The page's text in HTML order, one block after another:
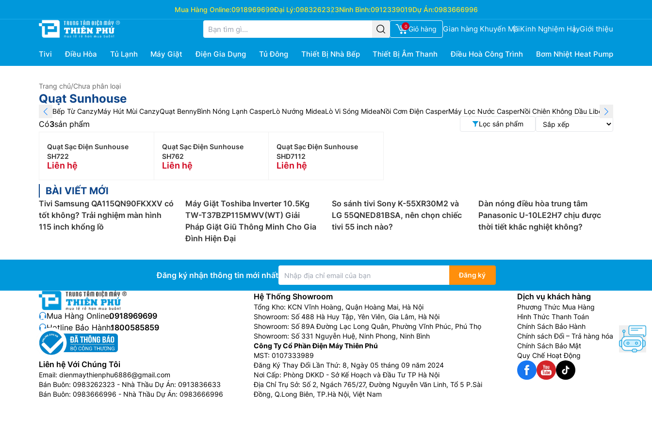
Mua Hàng Online:0918969699Đại Lý:0983262323Ninh Bình:0912339019Dự Án:0983666996
0 Giỏ hàng Gian hàng Khuyến MãiKinh Nghiệm HayGiới thiệu
Tivi Điều Hòa Tủ Lạnh Máy Giặt Điện Gia Dụng Tủ Đông Thiết Bị Nhà Bếp Thiết Bị Âm Thanh Điều Hoà Công Trình Bơm Nhiệt Heat Pump
Trang chủ/Chưa phân loại
Quạt Sunhouse
Bếp Từ CanzyMáy Hút Mùi CanzyQuạt BennyBình Nóng Lạnh CasperLò Nướng MideaLò Vi Sóng MideaNồi Cơm Điện CasperMáy Lọc Nước CasperNồi Chiên Không Dầu Liberte
Có3sản phẩm Lọc sản phẩm
Quạt Sạc Điện Sunhouse
SH722
Liên hệ
Quạt Sạc Điện Sunhouse
SH762
Liên hệ
Quạt Sạc Điện Sunhouse
SHD7112
Liên hệ
BÀI VIẾT MỚI
Tivi Samsung QA115QN90FKXXV có
tốt không? Trải nghiệm màn hình
115 inch khổng lồ
Máy Giặt Toshiba Inverter 10.5Kg
TW-T37BZP115MWV(WT) Giải
Pháp Giặt Giũ Thông Minh Cho Gia
Đình Hiện Đại
So sánh tivi Sony K-55XR30M2 và
LG 55QNED81BSA, nên chọn chiếc
tivi 55 inch nào?
Dàn nóng điều hòa trung tâm
Panasonic U-10LE2H7 chịu được
thời tiết khắc nghiệt không?
Đăng ký nhận thông tin mới nhất Đăng ký
Mua Hàng Online:0918969699
Hotline Bảo Hành:1800585859
Liên hệ Với Chúng Tôi
Email: dienmaythienphu6886@gmail.com
Bán Buôn: 0983262323 - Nhà Thầu Dự Án: 0913836633
Bán Buôn: 0983666996 - Nhà Thầu Dự Án: 0983666996
Hệ Thống Showroom
Tổng Kho: KCN Vĩnh Hoàng, Quận Hoàng Mai, Hà Nội
Showroom: Số 488 Hà Huy Tập, Yên Viên, Gia Lâm, Hà Nội
Showroom: Số 89A Đường Lạc Long Quân, Phường Vĩnh Phúc, Phú Thọ
Showroom: Số 331 Nguyễn Huệ, Ninh Phong, Ninh Bình
Công Ty Cổ Phần Điện Máy Thiên Phú
MST: 0107333989
Đăng Ký Thay Đổi Lần Thứ: 8, Ngày 05 tháng 09 năm 2024
Nơi Cấp: Phòng DKKD - Sở Kế Hoạch và Đầu Tư TP Hà Nội
Địa Chỉ Trụ Sở: Số 2, Ngách 765/27, Đường Nguyễn Văn Linh, Tổ 5 P.Sài
Đồng, Q.Long Biên, TP.Hà Nội, Việt Nam
Dịch vụ khách hàng
Phương Thức Mua Hàng
Hình Thức Thanh Toán
Chính Sách Bảo Hành
Chính sách Đổi – Trả hàng hóa
Chính Sách Bảo Mật
Quy Chế Hoạt Động